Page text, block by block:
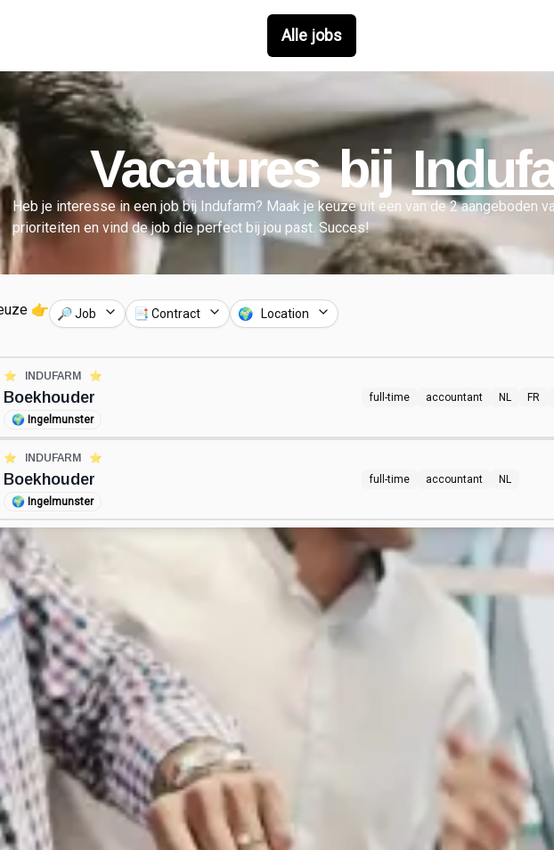
Alle jobs
Vacatures bij
Heb je interesse in een job bij Indufarm? Maak je keuze uit een van de2aangeboden
prioriteiten en vind de job die perfect bij jou past. Succes!
👉 🔎 Job 📑 Contract 🌍 Location
⭐️ INDUFARM ⭐️
Boekhouder
🌍 Ingelmunster
full-time accountant NL FR
⭐️ INDUFARM ⭐️
Boekhouder
🌍 Ingelmunster
full-time accountant NL